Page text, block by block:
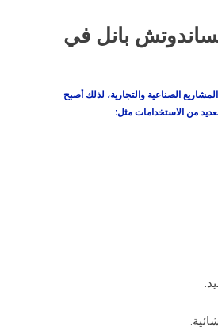
بانل في
الصناعية والتجارية، لذلك أصبح
من الاستخدامات مثل: